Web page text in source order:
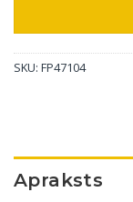
SKU: FP47104
Apraksts